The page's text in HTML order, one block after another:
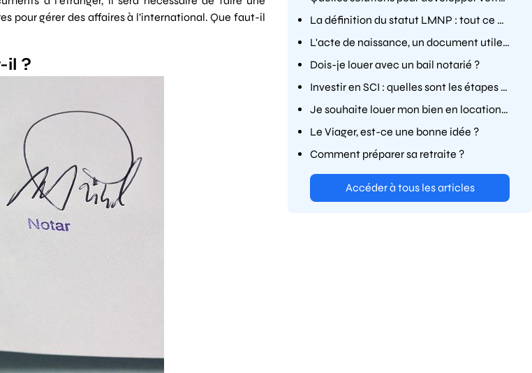
pour gérer des affaires à l’international. Que faut-il
il ?
La définition du statut LMNP : tout ce que vous devez savoir
L'acte de naissance, un document utile dans de nombreuses situations
Dois-je louer avec un bail notarié ?
Investir en SCI : quelles sont les étapes à suivre ?
Je souhaite louer mon bien en location meublée touristique, que dois-je savoir ?
Le Viager, est-ce une bonne idée ?
Comment préparer sa retraite ?
Accéder à tous les articles